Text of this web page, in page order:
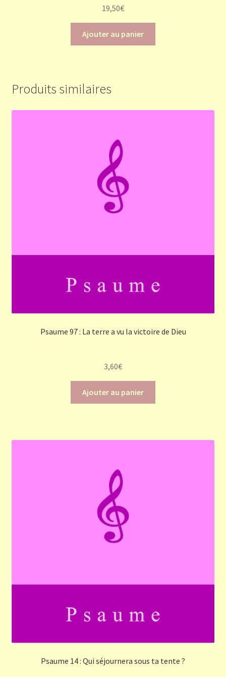
19,50€
Ajouter au panier
Produits similaires
Psaume 97 : La terre a vu la victoire de Dieu
3,60€
Ajouter au panier
Psaume 14 : Qui séjournera sous ta tente ?